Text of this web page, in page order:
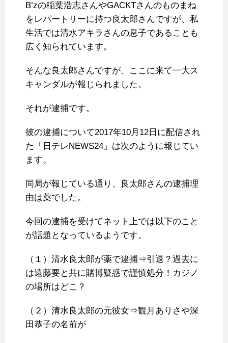
B’zの稲葉浩志さんやGACKTさんのものまね
をレパートリーに持つ良太郎さんですが、私
生活では清水アキラさんの息子であることも
広く知られています。
そんな良太郎さんですが、ここに来て一大ス
キャンダルが報じられました。
それが逮捕です。
彼の逮捕について2017年10月12日に配信され
た「日テレNEWS24」は次のように報じてい
ます。
同局が報じている通り、良太郎さんの逮捕理
由は薬でした。
今回の逮捕を受けてネット上では以下のこと
が話題となっているようです。
（１）清水良太郎が薬で逮捕⇒引退？過去に
は遠藤要と共に賭博疑惑で謹慎処分！カジノ
の場所はどこ？
（２）清水良太郎の元彼女⇒観月ありさや深
田恭子の名前が